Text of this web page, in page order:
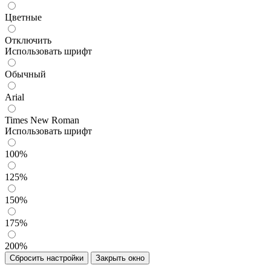
Цветные
Отключить
Использовать шрифт
Обычный
Arial
Times New Roman
Использовать шрифт
100%
125%
150%
175%
200%
Сбросить настройки Закрыть окно